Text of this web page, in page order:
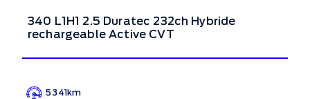
340 L1H1 2.5 Duratec 232ch Hybride
rechargeable Active CVT
5 341km